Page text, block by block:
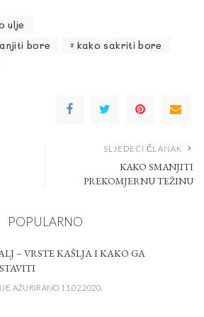
ulje
bore
kako sakriti bore
SLJEDEĆI ČLANAK
KAKO SMANJITI
PREKOMJERNU TEŽINU
POPULARNO
– VRSTE KAŠLJA I KAKO GA
AŽURIRANO 11.02.2020.